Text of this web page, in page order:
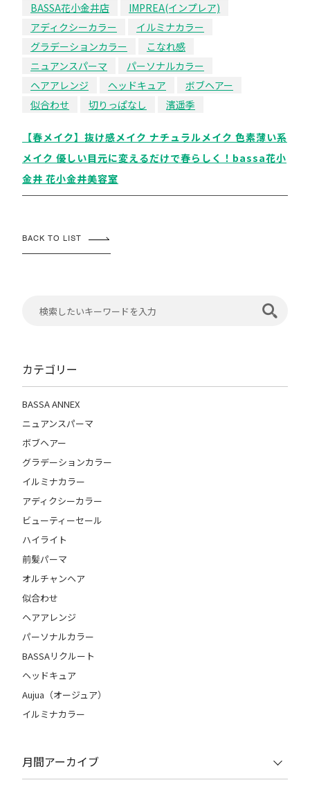
BASSA花小金井店
IMPREA(インプレア)
アディクシーカラー
イルミナカラー
グラデーションカラー
こなれ感
ニュアンスパーマ
パーソナルカラー
ヘアアレンジ
ヘッドキュア
ボブヘアー
似合わせ
切りっぱなし 濱遥季
【春メイク】抜け感メイク ナチュラルメイク 色素薄い系
メイク 優しい目元に変えるだけで春らしく！bassa花小
金井 花小金井美容室
BACK TO LIST
カテゴリー
BASSA ANNEX
ニュアンスパーマ
ボブヘアー
グラデーションカラー
イルミナカラー
アディクシーカラー
ビューティーセール
ハイライト
前髪パーマ
オルチャンヘア
似合わせ
ヘアアレンジ
パーソナルカラー
BASSAリクルート
ヘッドキュア
Aujua（オージュア）
イルミナカラー
月間アーカイブ